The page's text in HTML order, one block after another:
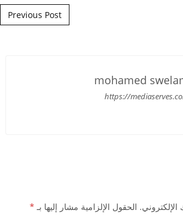
Previous Post
mohamed
https://
الحقول الإلزامية مشار إليها بـ *